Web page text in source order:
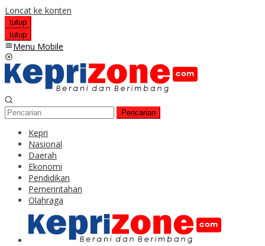
Loncat ke konten
tutup
tutup
Menu Mobile
Pencarian
Kepri
Nasional
Daerah
Ekonomi
Pendidikan
Pemerintahan
Olahraga